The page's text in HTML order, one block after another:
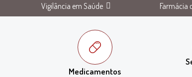
Vigilância em Saúde Farmácia
Medicamentos